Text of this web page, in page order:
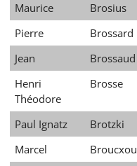
Maurice
Brosius
Pierre
Brossard
Jean
Brossaud
Henri
Théodore
Brosse
Paul Ignatz Brotzki
Marcel
Broucxou